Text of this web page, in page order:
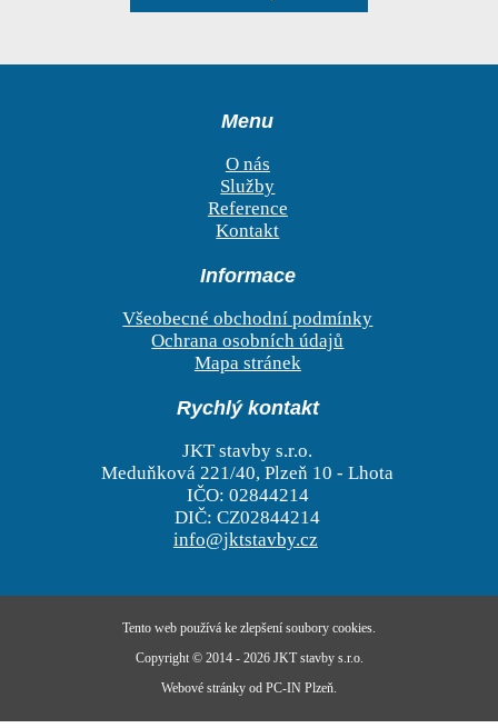
Menu
O nás
Služby
Reference
Kontakt
Informace
Všeobecné obchodní podmínky
Ochrana osobních údajů
Mapa stránek
Rychlý kontakt
JKT stavby s.r.o.
Meduňková 221/40, Plzeň 10 - Lhota
IČO: 02844214
DIČ: CZ02844214
info@jktstavby.cz
Tento web používá ke zlepšení soubory cookies.
Copyright © 2014 - 2026 JKT stavby s.r.o.
Webové stránky od PC-IN Plzeň.